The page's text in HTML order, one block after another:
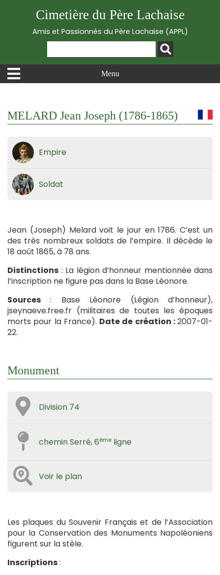
Cimetière du Père Lachaise
Amis et Passionnés du Père Lachaise (APPL)
Menu
MELARD Jean Joseph (1786-1865)
Empire
Soldat
Jean (Joseph) Melard voit le jour en 1786. C’est un
des très nombreux soldats de l’empire. Il décède le
18 août 1865, à 78 ans.
Distinctions : La légion d’honneur mentionnée dans
l’inscription ne figure pas dans la Base Léonore.
Sources : Base Léonore (Légion d’honneur),
jseynaeve.free.fr (militaires de toutes les époques
morts pour la France). Date de création :2007-01-
22.
Monument
Division 74
chemin Serré, 6ème ligne
Voir le plan
Les plaques du Souvenir Français et de l’Association
pour la Conservation des Monuments Napoléoniens
figurent sur la stèle.
Inscriptions: